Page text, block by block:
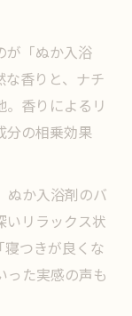
成分とは
イント
コツ
実感する方
感の理由
ケア術
仕組み
の秘訣
が変わる理
が「ぬか入浴
香りと、ナチ
。香りによるリ
分の相乗効果
ぬか入浴剤のバ
いリラックス状
つきが良くな
った実感の声も